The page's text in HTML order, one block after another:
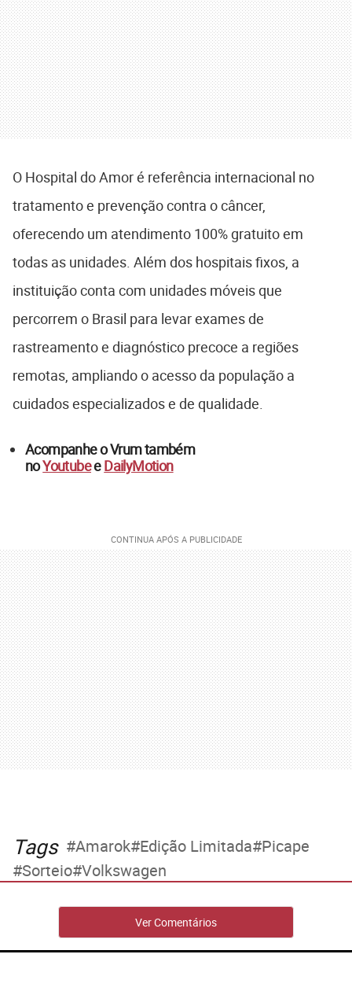
O Hospital do Amor é referência internacional no
tratamento e prevenção contra o câncer,
oferecendo um atendimento 100% gratuito em
todas as unidades. Além dos hospitais fixos, a
instituição conta com unidades móveis que
percorrem o Brasil para levar exames de
rastreamento e diagnóstico precoce a regiões
remotas, ampliando o acesso da população a
cuidados especializados e de qualidade.
Acompanhe o Vrum também
noYoutubeeDailyMotion
Tags Amarok Edição Limitada Picape
Sorteio Volkswagen
Ver Comentários